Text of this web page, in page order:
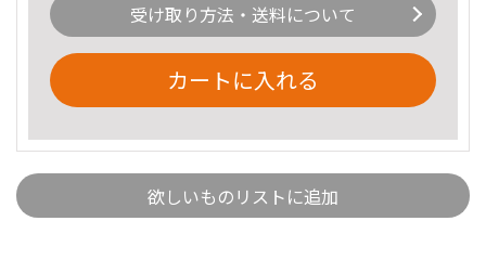
受け取り方法・送料について
カートに入れる
欲しいものリストに追加